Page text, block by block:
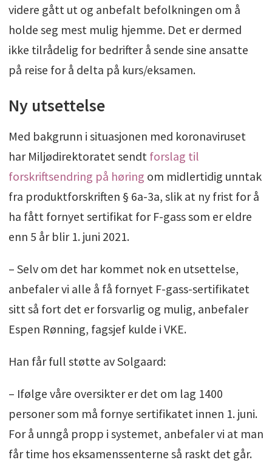
videre gått ut og anbefalt befolkningen om å
holde seg mest mulig hjemme. Det er dermed
ikke tilrådelig for bedrifter å sende sine ansatte
på reise for å delta på kurs/eksamen.
Ny utsettelse
Med bakgrunn i situasjonen med koronaviruset
har Miljødirektoratet sendt forslag til
forskriftsendring på høring om midlertidig unntak
fra produktforskriften § 6a-3a, slik at ny frist for å
ha fått fornyet sertifikat for F-gass som er eldre
enn 5 år blir 1. juni 2021.
– Selv om det har kommet nok en utsettelse,
anbefaler vi alle å få fornyet F-gass-sertifikatet
sitt så fort det er forsvarlig og mulig, anbefaler
Espen Rønning, fagsjef kulde i VKE.
Han får full støtte av Solgaard:
– Ifølge våre oversikter er det om lag 1400
personer som må fornye sertifikatet innen 1. juni.
For å unngå propp i systemet, anbefaler vi at man
får time hos eksamenssenterne så raskt det går.